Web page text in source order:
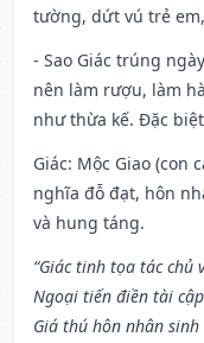
tường, dứt vú trẻ
- Sao Giác trúng
nên làm rượu, làm
như thừa kế. Đặc
Giác: Mộc Giao (con
nghĩa đỗ đạt, hôn
và hung táng.
“Giác tinh tọa tác chủ
Ngoại tiến điền tài
Giá thú hôn nhân